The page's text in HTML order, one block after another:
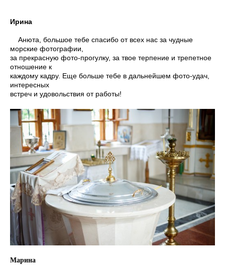
Ирина
Анюта, большое тебе спасибо от всех нас за чудные
морские фотографии,
за прекрасную фото-прогулку, за твое терпение и трепетное
отношение к
каждому кадру. Еще больше тебе в дальнейшем фото-удач,
интересных
встреч и удовольствия от работы!
Марина